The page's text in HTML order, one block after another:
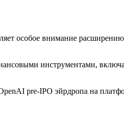
особое внимание
инструментами,
pre-IPO эйрдропа на